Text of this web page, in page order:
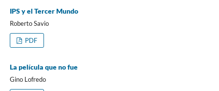
IPS y el Tercer Mundo
Roberto Savio
PDF
La película que no fue
Gino Lofredo